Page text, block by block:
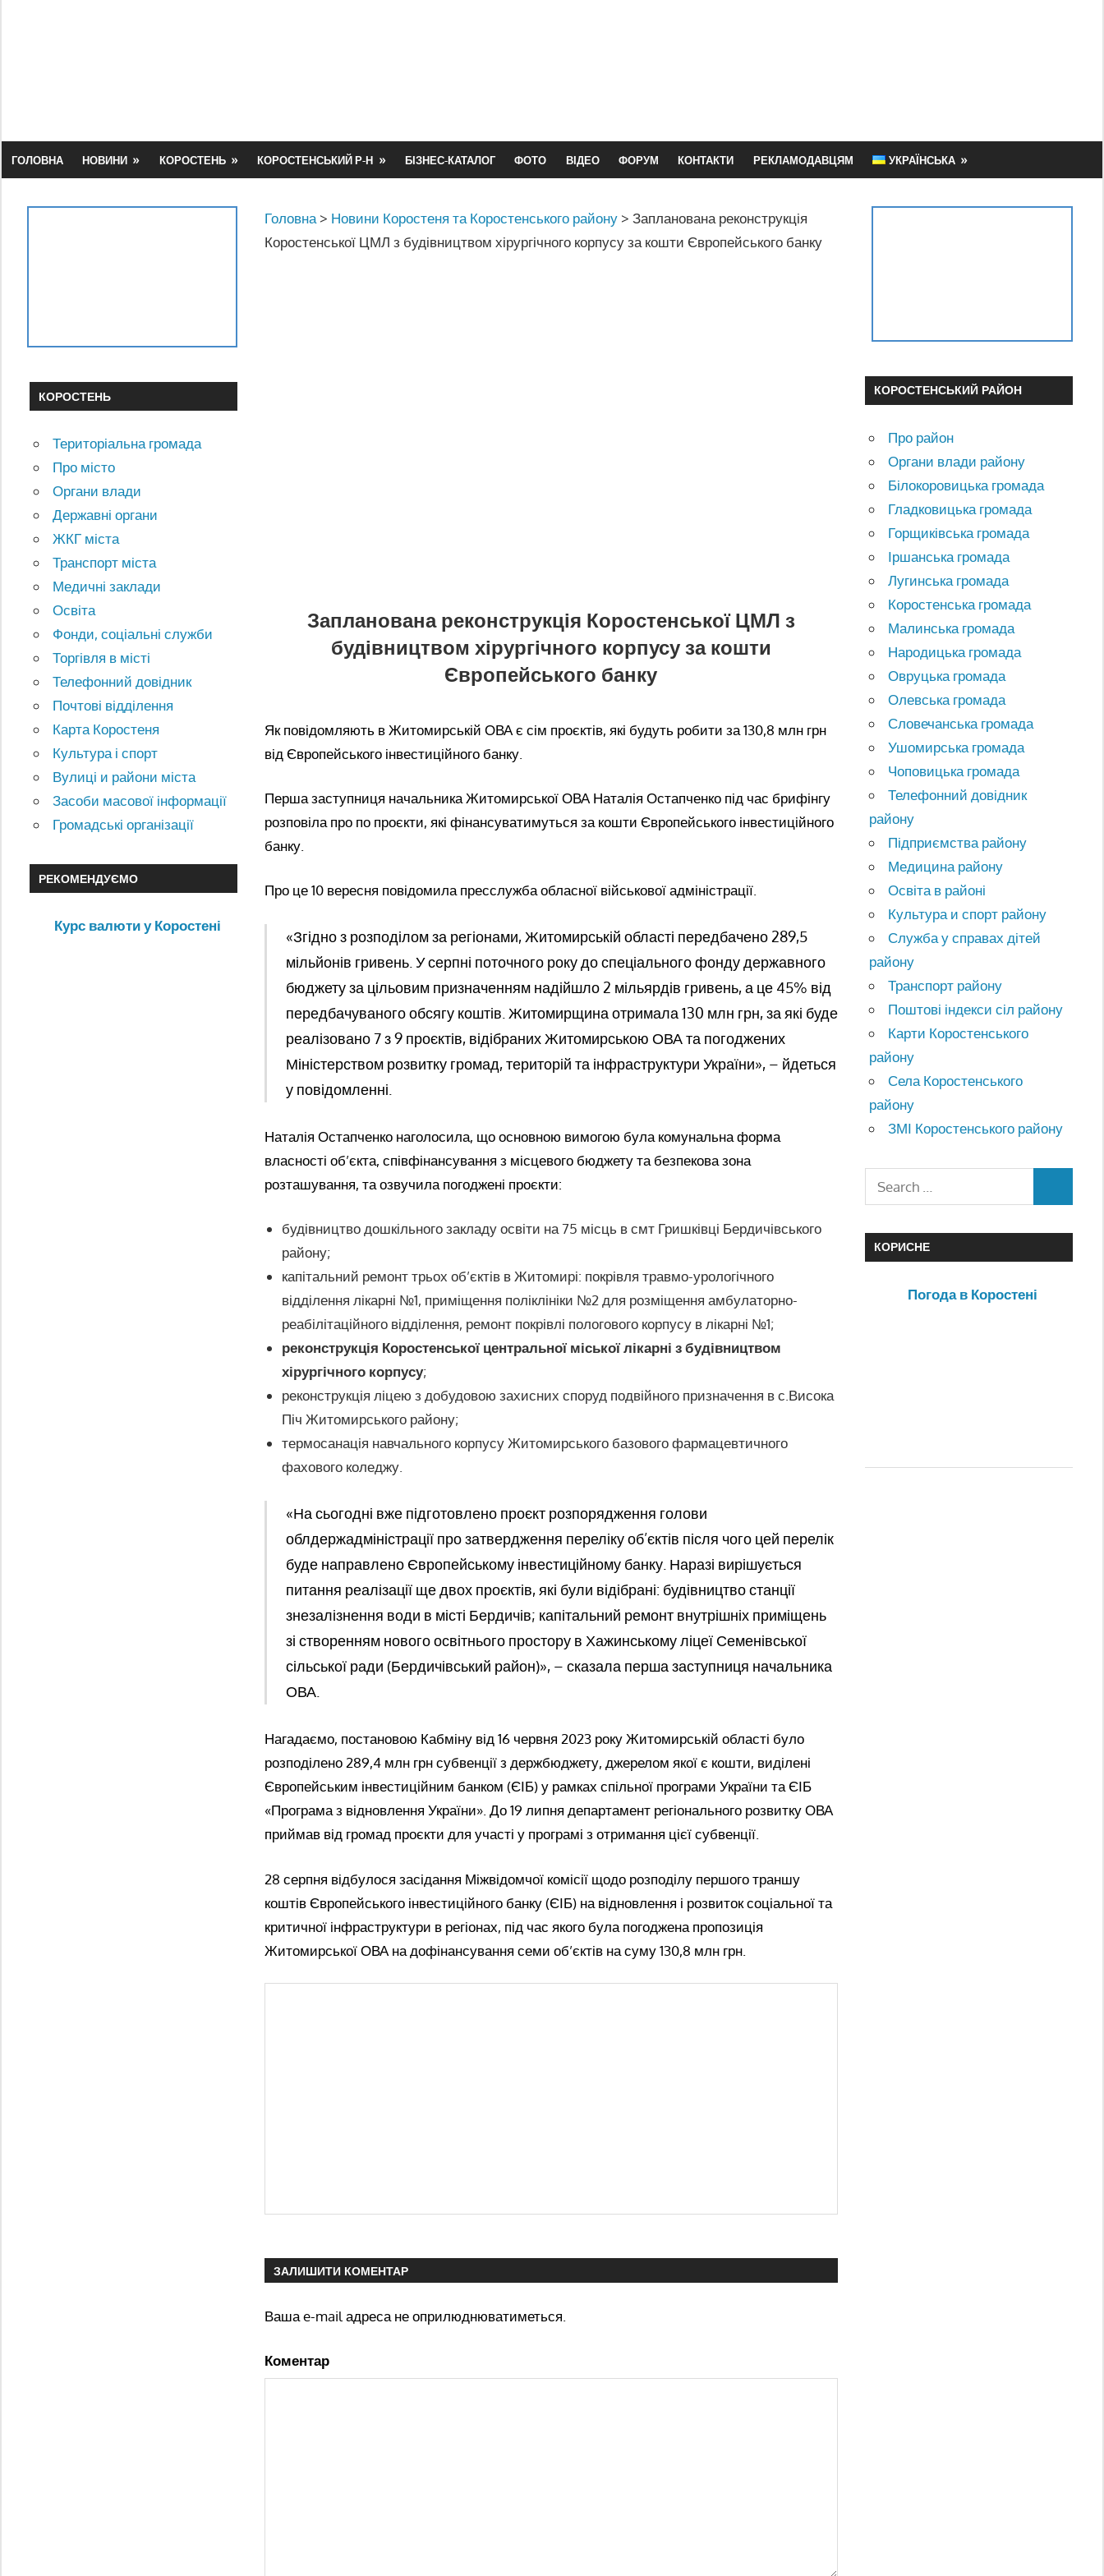
ГОЛОВНА НОВИНИ КОРОСТЕНЬ КОРОСТЕНСЬКИЙ Р-Н БІЗНЕС-КАТАЛОГ ФОТО ВІДЕО ФОРУМ КОНТАКТИ РЕКЛАМОДАВЦЯМ УКРАЇНСЬКА
Головна > Новини Коростеня та Коростенського району > Запланована реконструкція
Коростенської ЦМЛ з будівництвом хірургічного корпусу за кошти Європейського банку
Запланована реконструкція Коростенської ЦМЛ з
будівництвом хірургічного корпусу за кошти
Європейського банку
Як повідомляють в Житомирській ОВА є сім проєктів, які будуть робити за 130,8 млн грн
від Європейського інвестиційного банку.
Перша заступниця начальника Житомирської ОВА Наталія Остапченко під час брифінгу
розповіла про по проєкти, які фінансуватимуться за кошти Європейського інвестиційного
банку.
Про це 10 вересня повідомила пресслужба обласної військової адміністрації.
«Згідно з розподілом за регіонами, Житомирській області передбачено 289,5
мільйонів гривень. У серпні поточного року до спеціального фонду державного
бюджету за цільовим призначенням надійшло 2 мільярдів гривень, а це 45% від
передбачуваного обсягу коштів. Житомирщина отримала 130 млн грн, за які буде
реалізовано 7 з 9 проєктів, відібраних Житомирською ОВА та погоджених
Міністерством розвитку громад, територій та інфраструктури України», – йдеться
у повідомленні.
Наталія Остапченко наголосила, що основною вимогою була комунальна форма
власності об’єкта, співфінансування з місцевого бюджету та безпекова зона
розташування, та озвучила погоджені проєкти:
будівництво дошкільного закладу освіти на 75 місць в смт Гришківці Бердичівського
району;
капітальний ремонт трьох об’єктів в Житомирі: покрівля травмо-урологічного
відділення лікарні №1, приміщення поліклініки №2 для розміщення амбулаторно-
реабілітаційного відділення, ремонт покрівлі пологового корпусу в лікарні №1;
реконструкція Коростенської центральної міської лікарні з будівництвом
хірургічного корпусу;
реконструкція ліцею з добудовою захисних споруд подвійного призначення в с.Висока
Піч Житомирського району;
термосанація навчального корпусу Житомирського базового фармацевтичного
фахового коледжу.
«На сьогодні вже підготовлено проєкт розпорядження голови
облдержадміністрації про затвердження переліку об’єктів після чого цей перелік
буде направлено Європейському інвестиційному банку. Наразі вирішується
питання реалізації ще двох проєктів, які були відібрані: будівництво станції
знезалізнення води в місті Бердичів; капітальний ремонт внутрішніх приміщень
зі створенням нового освітнього простору в Хажинському ліцеї Семенівської
сільської ради (Бердичівський район)», – сказала перша заступниця начальника
ОВА.
Нагадаємо, постановою Кабміну від 16 червня 2023 року Житомирській області було
розподілено 289,4 млн грн субвенції з держбюджету, джерелом якої є кошти, виділені
Європейським інвестиційним банком (ЄІБ) у рамках спільної програми України та ЄІБ
«Програма з відновлення України». До 19 липня департамент регіонального розвитку ОВА
приймав від громад проєкти для участі у програмі з отримання цієї субвенції.
28 серпня відбулося засідання Міжвідомчої комісії щодо розподілу першого траншу
коштів Європейського інвестиційного банку (ЄІБ) на відновлення і розвиток соціальної та
критичної інфраструктури в регіонах, під час якого була погоджена пропозиція
Житомирської ОВА на дофінансування семи об’єктів на суму 130,8 млн грн.
ЗАЛИШИТИ КОМЕНТАР
Ваша e-mail адреса не оприлюднюватиметься.
Коментар
КОРОСТЕНЬ
Територіальна громада
Про місто
Органи влади
Державні органи
ЖКГ міста
Транспорт міста
Медичні заклади
Освіта
Фонди, соціальні служби
Торгівля в місті
Телефонний довідник
Почтові відділення
Карта Коростеня
Культура і спорт
Вулиці и райони міста
Засоби масової інформації
Громадські організації
РЕКОМЕНДУЄМО
Курс валюти у Коростені
КОРОСТЕНСЬКИЙ РАЙОН
Про район
Органи влади району
Білокоровицька громада
Гладковицька громада
Горщиківська громада
Іршанська громада
Лугинська громада
Коростенська громада
Малинська громада
Народицька громада
Овруцька громада
Олевська громада
Словечанська громада
Ушомирська громада
Чоповицька громада
Телефонний довідник
району
Підприємства району
Медицина району
Освіта в районі
Культура и спорт району
Служба у справах дітей
району
Транспорт району
Поштові індекси сіл району
Карти Коростенського
району
Села Коростенського
району
ЗМІ Коростенського району
КОРИСНЕ
Погода в Коростені